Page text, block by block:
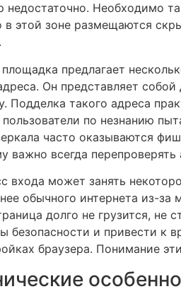
недостаточно. Необходимо
в этой зоне размещаются
площадка предлагает
Он представляет
Подделка такого адреса
пользователи по незнанию
часто оказываются
важно всегда
входа может занять
обычного интернета из-за
долго не грузится, не
безопасности и привести к
браузера. Понимание